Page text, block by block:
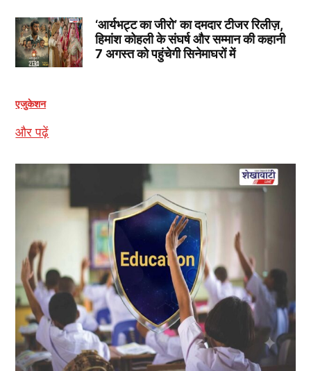
‘आर्यभट्ट का जीरो’ का दमदार टीजर रिलीज़,
हिमांश कोहली के संघर्ष और सम्मान की कहानी
7 अगस्त को पहुंचेगी सिनेमाघरों में
एजुकेशन
और पढ़ें